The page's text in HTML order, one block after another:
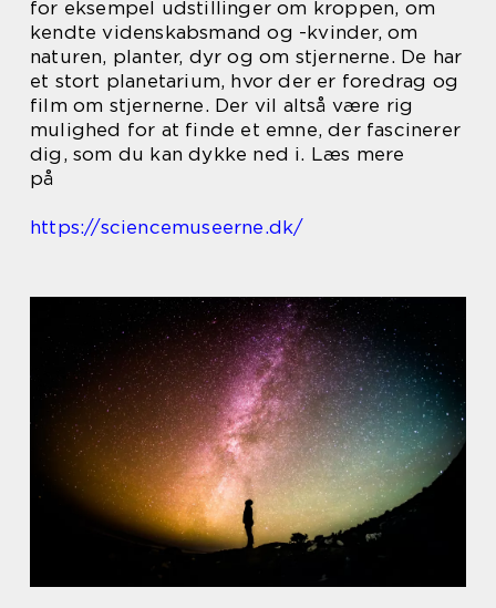
for eksempel udstillinger om kroppen, om
kendte videnskabsmand og -kvinder, om
naturen, planter, dyr og om stjernerne. De har
et stort planetarium, hvor der er foredrag og
film om stjernerne. Der vil altså være rig
mulighed for at finde et emne, der fascinerer
dig, som du kan dykke ned i. Læs mere
på
https://sciencemuseerne.dk/